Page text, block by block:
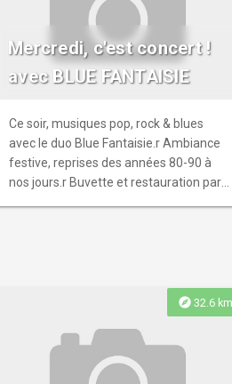
Mercredi, c'est concert !
avec BLUE FANTAISIE
Ce soir, musiques pop, rock & blues
avec le duo Blue Fantaisie.r Ambiance
festive, reprises des années 80-90 à
nos jours.r Buvette et restauration par
explore 32.6 km